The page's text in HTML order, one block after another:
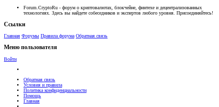
Forum.CryptoRu - форум о криптовалютах, блокчейне, финтехе и децентрализованных
технологиях. Здесь вы найдете собеседников и экспертов любого уровня. Присоединяйтесь!
Ссылки
Главная Форумы Правила форума Обратная связь
Меню пользователя
Войти
Обратная связь
Условия и правила
Политика конфиденциальности
Помощь
Главная